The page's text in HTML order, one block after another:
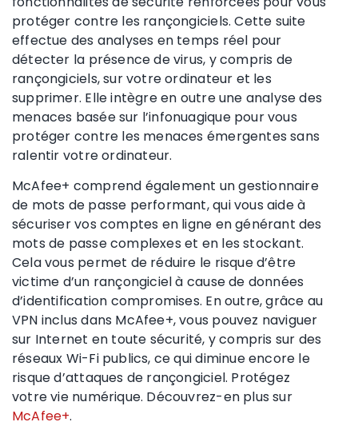
protéger contre les rançongiciels. Cette suite
effectue des analyses en temps réel pour
détecter la présence de virus, y compris de
rançongiciels, sur votre ordinateur et les
supprimer. Elle intègre en outre une analyse des
menaces basée sur l’infonuagique pour vous
protéger contre les menaces émergentes sans
ralentir votre ordinateur.
McAfee+ comprend également un gestionnaire
de mots de passe performant, qui vous aide à
sécuriser vos comptes en ligne en générant des
mots de passe complexes et en les stockant.
Cela vous permet de réduire le risque d’être
victime d’un rançongiciel à cause de données
d’identification compromises. En outre, grâce au
VPN inclus dans McAfee+, vous pouvez naviguer
sur Internet en toute sécurité, y compris sur des
réseaux Wi-Fi publics, ce qui diminue encore le
risque d’attaques de rançongiciel. Protégez
votre vie numérique. Découvrez-en plus sur
McAfee+.